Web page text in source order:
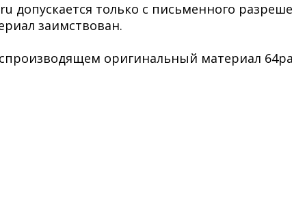
только с письменного
заимствован.
оригинальный материал